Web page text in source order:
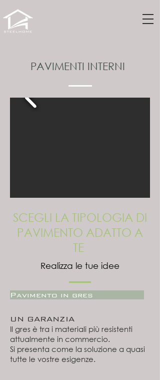
PAVIMENTI INTERNI
SCEGLI LA TIPOLOGIA DI
PAVIMENTO ADATTO A
TE
Realizza le tue idee
Pavimento in gres
UN GARANZIA
Il gres è tra i materiali più resistenti
attualmente in commercio.
Si presenta come la soluzione a quasi
tutte le vostre esigenze.